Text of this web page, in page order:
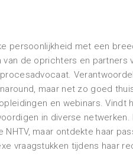
persoonlijkheid met een
de oprichters en partners
maar net zo goed
en webinars. Vindt
in diverse netwerken.
maar ontdekte haar
vraagstukken tijdens haar